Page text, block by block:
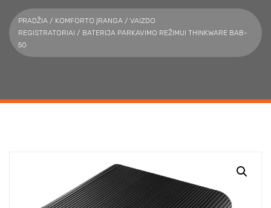
PRADŽIA / KOMFORTO ĮRANGA / VAIZDO
REGISTRATORIAI / BATERIJA PARKAVIMO REŽIMUI THINKWARE BAB-
50